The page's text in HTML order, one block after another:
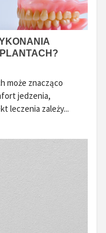
może znacząco
jedzenia,
leczenia zależy...